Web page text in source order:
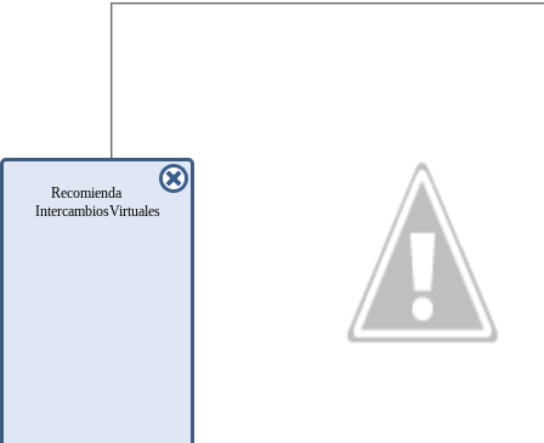
Recomienda
IntercambiosVirtuales